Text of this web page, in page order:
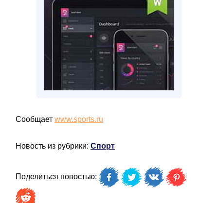
Сообщает www.sports.ru
Новость из рубрики: Спорт
Поделиться новостью: